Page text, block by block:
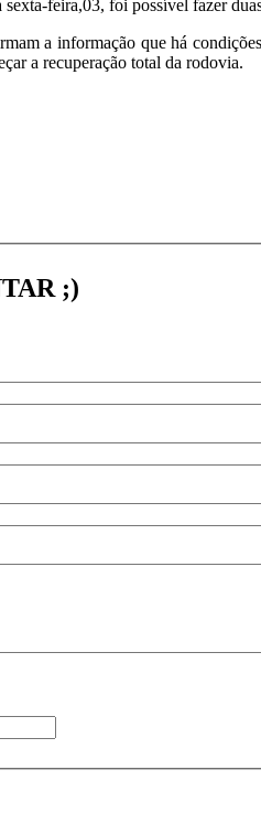
feira,03, foi possível fazer
a informação que há
a recuperação total da rodovia.
;)